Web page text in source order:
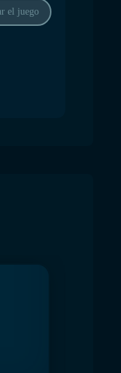
el juego